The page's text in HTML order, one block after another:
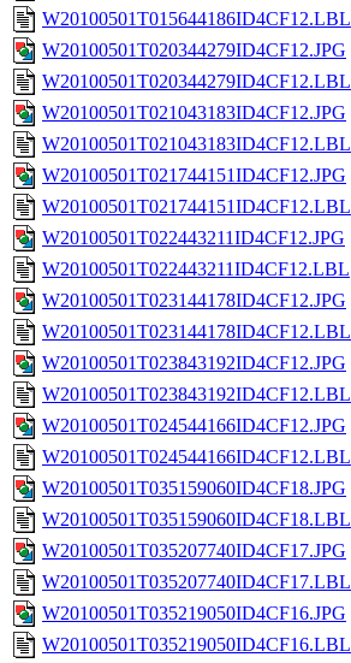
W20100501T015644186ID4CF12.LBL
W20100501T020344279ID4CF12.JPG
W20100501T020344279ID4CF12.LBL
W20100501T021043183ID4CF12.JPG
W20100501T021043183ID4CF12.LBL
W20100501T021744151ID4CF12.JPG
W20100501T021744151ID4CF12.LBL
W20100501T022443211ID4CF12.JPG
W20100501T022443211ID4CF12.LBL
W20100501T023144178ID4CF12.JPG
W20100501T023144178ID4CF12.LBL
W20100501T023843192ID4CF12.JPG
W20100501T023843192ID4CF12.LBL
W20100501T024544166ID4CF12.JPG
W20100501T024544166ID4CF12.LBL
W20100501T035159060ID4CF18.JPG
W20100501T035159060ID4CF18.LBL
W20100501T035207740ID4CF17.JPG
W20100501T035207740ID4CF17.LBL
W20100501T035219050ID4CF16.JPG
W20100501T035219050ID4CF16.LBL